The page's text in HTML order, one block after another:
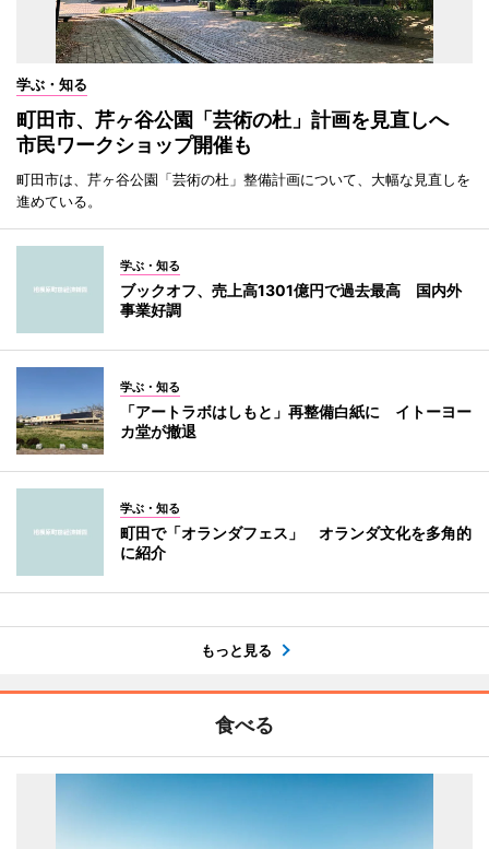
学ぶ・知る
町田市、芹ヶ谷公園「芸術の杜」計画を見直しへ
市民ワークショップ開催も
町田市は、芹ヶ谷公園「芸術の杜」整備計画について、大幅な見直しを
進めている。
学ぶ・知る
ブックオフ、売上高1301億円で過去最高 国内外
事業好調
学ぶ・知る
「アートラボはしもと」再整備白紙に イトーヨー
カ堂が撤退
学ぶ・知る
町田で「オランダフェス」 オランダ文化を多角的
に紹介
もっと見る
食べる